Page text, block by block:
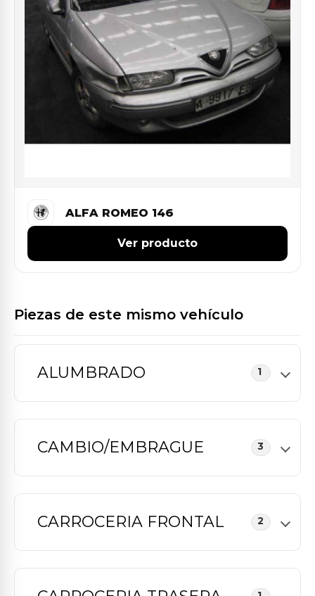
ALFA ROMEO 146
Ver producto
Piezas de este mismo vehículo
ALUMBRADO 1
CAMBIO/EMBRAGUE 3
CARROCERIA FRONTAL 2